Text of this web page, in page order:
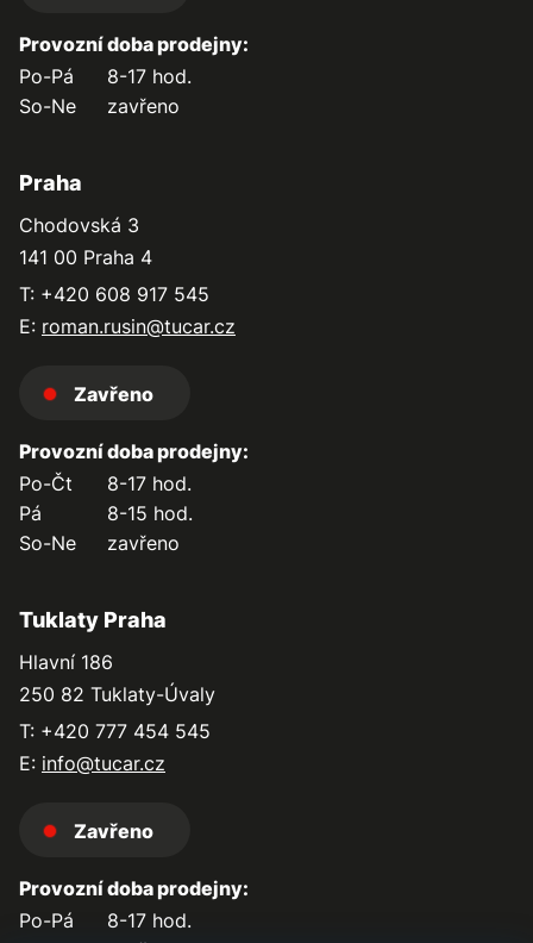
Provozní doba prodejny:
Po-Pá
8-17 hod.
So-Ne
zavřeno
Praha
Chodovská 3
141 00 Praha 4
T: +420 608 917 545
E: roman.rusin@tucar.cz
Zavřeno
Provozní doba prodejny:
Po-Čt
8-17 hod.
Pá
8-15 hod.
So-Ne
zavřeno
Tuklaty Praha
Hlavní 186
250 82 Tuklaty-Úvaly
T: +420 777 454 545
E: info@tucar.cz
Zavřeno
Provozní doba prodejny:
Po-Pá
8-17 hod.